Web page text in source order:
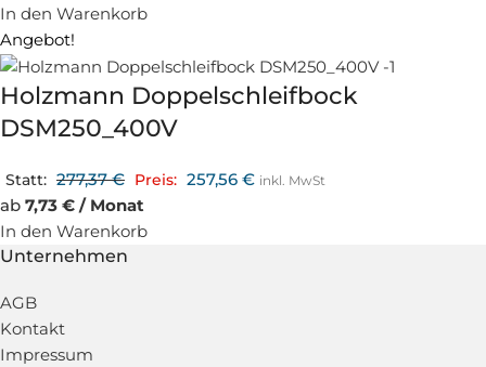
In den Warenkorb
Angebot!
Holzmann Doppelschleifbock
DSM250_400V
Statt: 277,37€ Preis: 257,56 € inkl. MwSt
ab 7,73 € / Monat
In den Warenkorb
Unternehmen
AGB
Kontakt
Impressum